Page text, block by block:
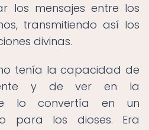
los mensajes entre los
transmitiendo así los
divinas.
tenía la capacidad de
y de ver en la
lo convertía en un
para los dioses. Era